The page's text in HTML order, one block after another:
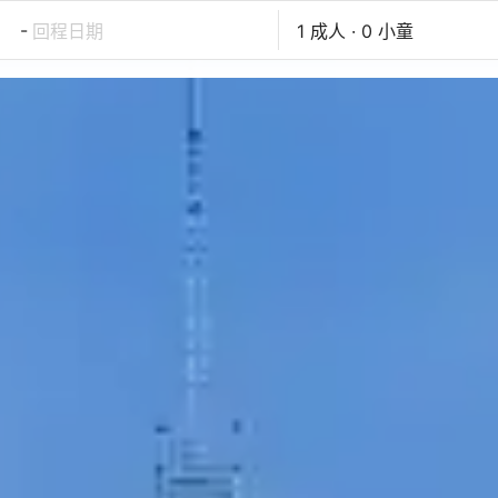
- 回程日期 1 成人 · 0 小童